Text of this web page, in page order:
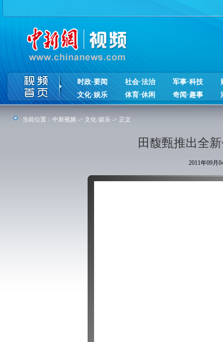
时政·要闻 社会·法治 军事·科技
文化·娱乐
体育·休闲 奇闻·趣事
当前位置： 中新视频 -> 文化·娱乐 -> 正文
田馥甄推出全
2011年09月